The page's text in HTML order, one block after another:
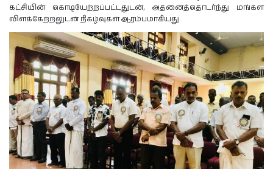
கட்சியின் கொடியேற்றப்பட்டதுடன், அதனைத்தொடர்ந்து மங்கள
விளக்கேற்றலுடன் நிகழ்வுகள் ஆரம்பமாகியது.